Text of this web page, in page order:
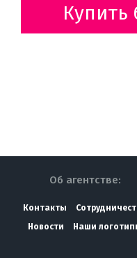
Купить
Об агентстве:
Контакты
Новости
Наши